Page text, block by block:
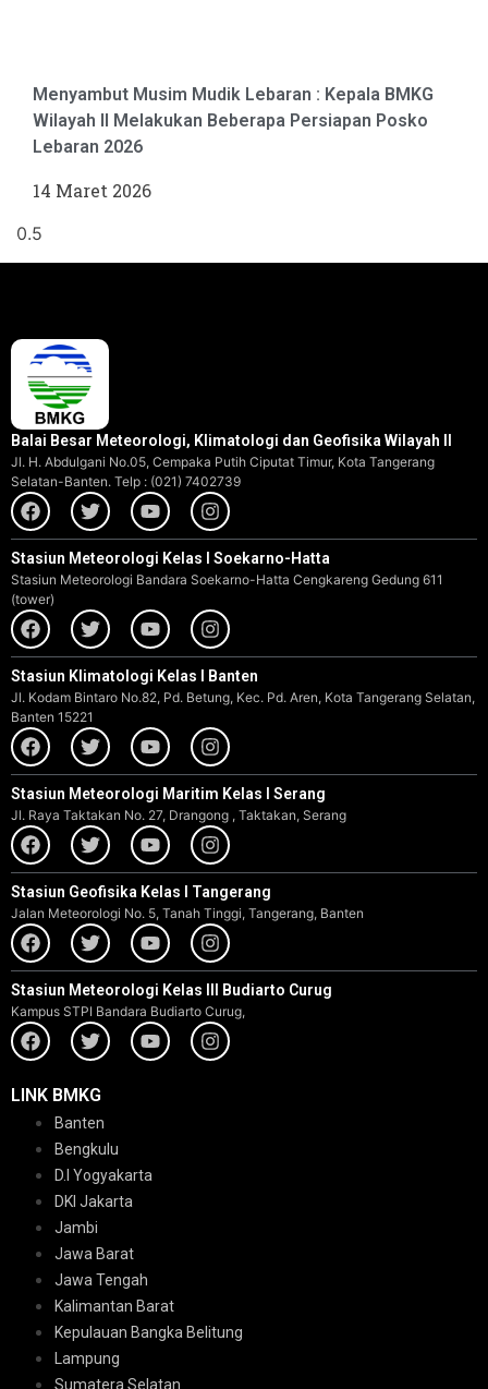
Menyambut Musim Mudik Lebaran : Kepala BMKG
Wilayah II Melakukan Beberapa Persiapan Posko
Lebaran 2026
14 Maret 2026
Balai Besar Meteorologi, Klimatologi dan Geofisika Wilayah II
Jl. H. Abdulgani No.05, Cempaka Putih Ciputat Timur, Kota Tangerang
Selatan-Banten. Telp : (021) 7402739
Stasiun Meteorologi Kelas I Soekarno-Hatta
Stasiun Meteorologi Bandara Soekarno-Hatta Cengkareng Gedung 611
(tower)
Stasiun Klimatologi Kelas I Banten
Jl. Kodam Bintaro No.82, Pd. Betung, Kec. Pd. Aren, Kota Tangerang Selatan,
Banten 15221
Stasiun Meteorologi Maritim Kelas I Serang
Jl. Raya Taktakan No. 27, Drangong , Taktakan, Serang
Stasiun Geofisika Kelas I Tangerang
Jalan Meteorologi No. 5, Tanah Tinggi, Tangerang, Banten
Stasiun Meteorologi Kelas III Budiarto Curug
Kampus STPI Bandara Budiarto Curug,
LINK BMKG
Banten
Bengkulu
D.I Yogyakarta
DKI Jakarta
Jambi
Jawa Barat
Jawa Tengah
Kalimantan Barat
Kepulauan Bangka Belitung
Lampung
Sumatera Selatan